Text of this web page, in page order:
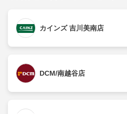
カインズ 吉川美南店
DCM/南越谷店